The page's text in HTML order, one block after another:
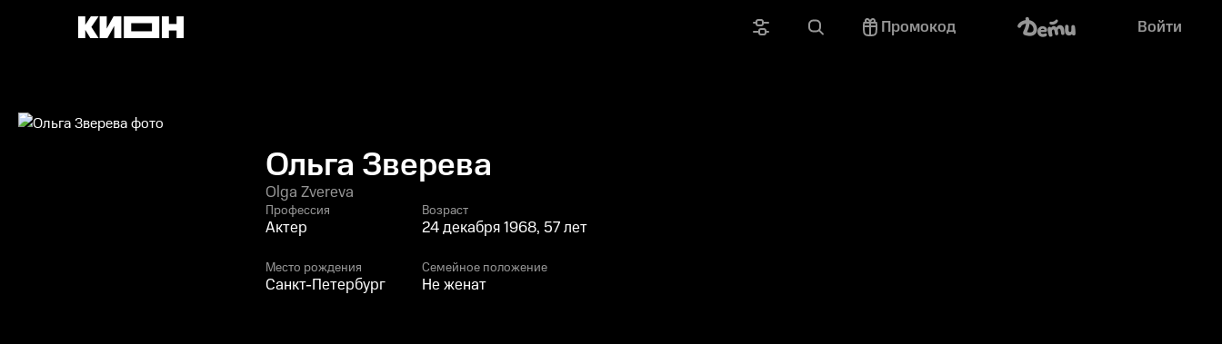
Промокод Войти
Ольга Зверева
Olga Zvereva
Профессия
Актер
Возраст
24 декабря 1968, 57 лет
Место рождения
Санкт-Петербург
Семейное положение
Не женат